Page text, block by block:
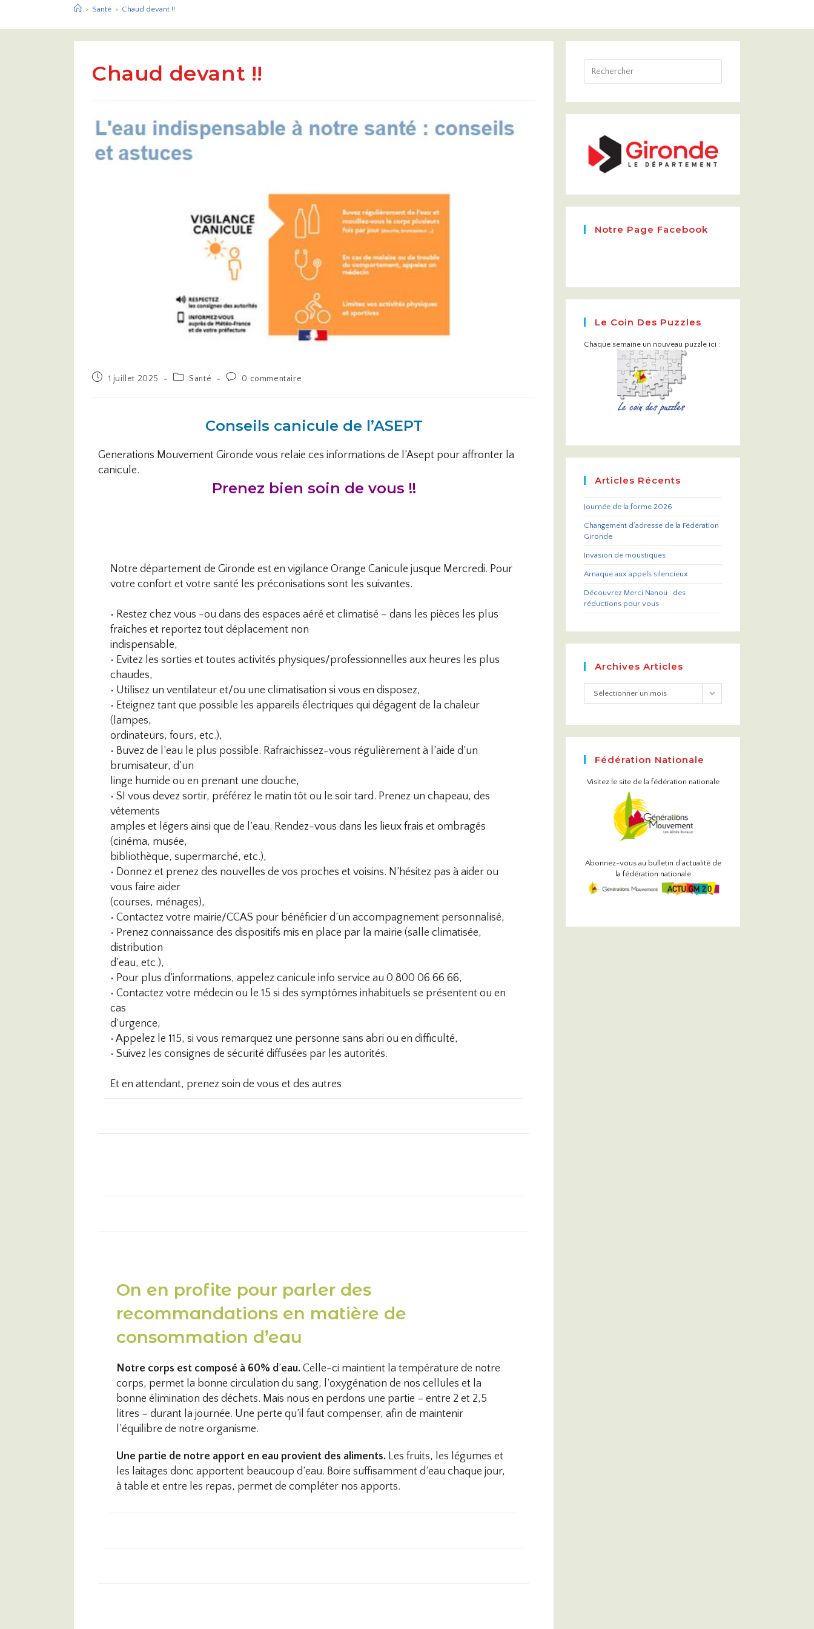
> Santé > Chaud devant !!
Chaud devant !!
1 juillet 2025 Santé 0 commentaire
Conseils canicule de l’ASEPT
Generations Mouvement Gironde vous relaie ces informations de l’Asept pour affronter la
canicule.
Prenez bien soin de vous !!
Notre département de Gironde est en vigilance Orange Canicule jusque Mercredi. Pour
votre confort et votre santé les préconisations sont les suivantes.
• Restez chez vous -ou dans des espaces aéré et climatisé – dans les pièces les plus
fraîches et reportez tout déplacement non
indispensable,
• Evitez les sorties et toutes activités physiques/professionnelles aux heures les plus
chaudes,
• Utilisez un ventilateur et/ou une climatisation si vous en disposez,
• Eteignez tant que possible les appareils électriques qui dégagent de la chaleur
(lampes,
ordinateurs, fours, etc.),
• Buvez de l’eau le plus possible. Rafraichissez-vous régulièrement à l’aide d’un
brumisateur, d’un
linge humide ou en prenant une douche,
• SI vous devez sortir, préférez le matin tôt ou le soir tard. Prenez un chapeau, des
vêtements
amples et légers ainsi que de l’eau. Rendez-vous dans les lieux frais et ombragés
(cinéma, musée,
bibliothèque, supermarché, etc.),
• Donnez et prenez des nouvelles de vos proches et voisins. N’hésitez pas à aider ou
vous faire aider
(courses, ménages),
• Contactez votre mairie/CCAS pour bénéficier d’un accompagnement personnalisé,
• Prenez connaissance des dispositifs mis en place par la mairie (salle climatisée,
distribution
d’eau, etc.),
• Pour plus d’informations, appelez canicule info service au 0 800 06 66 66,
• Contactez votre médecin ou le 15 si des symptômes inhabituels se présentent ou en
cas
d’urgence,
• Appelez le 115, si vous remarquez une personne sans abri ou en difficulté,
• Suivez les consignes de sécurité diffusées par les autorités.
Et en attendant, prenez soin de vous et des autres
On en profite pour parler des
recommandations en matière de
consommation d’eau
Notre corps est composé à 60% d’eau. Celle-ci maintient la température de notre
corps, permet la bonne circulation du sang, l’oxygénation de nos cellules et la
bonne élimination des déchets. Mais nous en perdons une partie – entre 2 et 2,5
litres – durant la journée. Une perte qu’il faut compenser, afin de maintenir
l’équilibre de notre organisme.
Une partie de notre apport en eau provient des aliments. Les fruits, les légumes et
les laitages donc apportent beaucoup d’eau. Boire suffisamment d’eau chaque jour,
à table et entre les repas, permet de compléter nos apports.
Notre Page Facebook
Le Coin Des Puzzles
Chaque semaine un nouveau puzzle ici :
Articles Récents
Journée de la forme 2026
Changement d’adresse de la Fédération
Gironde
Invasion de moustiques
Arnaque aux appels silencieux
Découvrez Merci Nanou : des
réductions pour vous
Archives Articles
Sélectionner un mois
Fédération Nationale
Visitez le site de la fédération nationale
Abonnez-vous au bulletin d’actualité de
la fédération nationale